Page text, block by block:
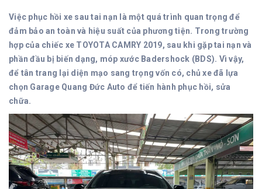
Việc phục hồi xe sau tai nạn là một quá trình quan trọng để
đảm bảo an toàn và hiệu suất của phương tiện. Trong trường
hợp của chiếc xe TOYOTA CAMRY 2019, sau khi gặp tai nạn và
phần đầu bị biến dạng, móp xước Badershock (BDS). Vì vậy,
để tân trang lại diện mạo sang trọng vốn có, chủ xe đã lựa
chọn Garage Quang Đức Auto để tiến hành phục hồi, sửa
chữa.